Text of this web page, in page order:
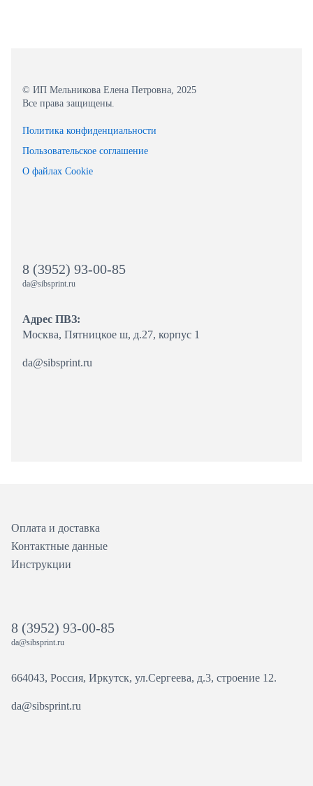
© ИП Мельникова Елена Петровна, 2025
Все права защищены.
Политика конфиденциальности
Пользовательское соглашение
О файлах Cookie
8 (3952) 93-00-85
da@sibsprint.ru
Адрес ПВЗ:
Москва, Пятницкое ш, д.27, корпус 1
da@sibsprint.ru
Оплата и доставка
Контактные данные
Инструкции
8 (3952) 93-00-85
da@sibsprint.ru
664043, Россия, Иркутск, ул.Сергеева, д.3, строение 12.
da@sibsprint.ru